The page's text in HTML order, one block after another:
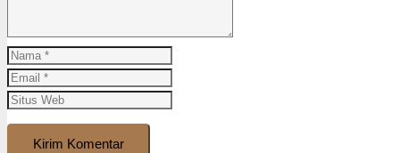
Kirim Komentar